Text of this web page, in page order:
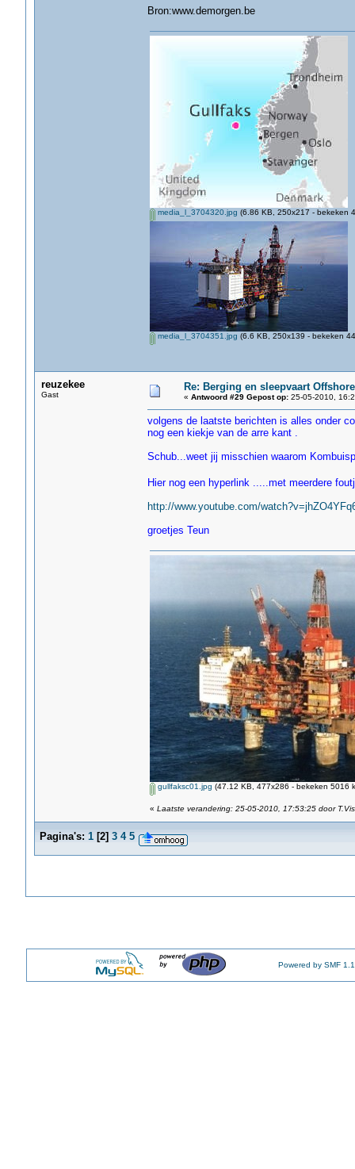
Bron:www.demorgen.be
media_l_3704320.jpg (6.86 KB, 250x217 - bekeken
media_l_3704351.jpg (6.6 KB, 250x139 - bekeken
reuzekee
Gast
Re: Berging en sleepvaart Offshore
« Antwoord #29 Gepost op:25-05-2010,
volgens de laatste berichten is alles onder
nog een kiekje van de arre kant .
Schub...weet jij misschien waarom
Hier nog een hyperlink .....met meerdere
http://www.youtube.com/
groetjes Teun
gullfaksc01.jpg (47.12 KB, 477x286 - bekeken 5016
« Laatste verandering: 25-05-2010, 17:53:25 door
Pagina's: 1[2] 3 4 5
Powered by SMF